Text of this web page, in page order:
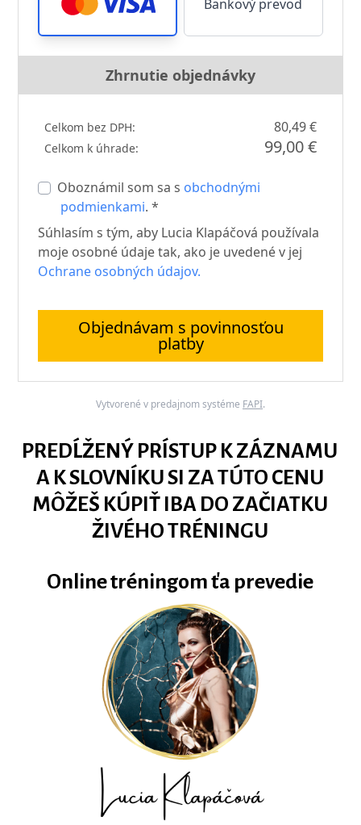
Bankový prevod
Zhrnutie objednávky
Celkom bez DPH: 80,49 €
Celkom k úhrade: 99,00 €
Oboznámil som sa s obchodnými
podmienkami. *
Súhlasím s tým, aby Lucia Klapáčová používala
moje osobné údaje tak, ako je uvedené v jej
Ochrane osobných údajov.
Objednávam s povinnosťou
platby
Vytvorené v predajnom systéme FAPI.
PREDĹŽENÝ PRÍSTUP K ZÁZNAMU
A K SLOVNÍKU SI ZA TÚTO CENU
MÔŽEŠ KÚPIŤ IBA DO ZAČIATKU
ŽIVÉHO TRÉNINGU
Online tréningom ťa prevedie